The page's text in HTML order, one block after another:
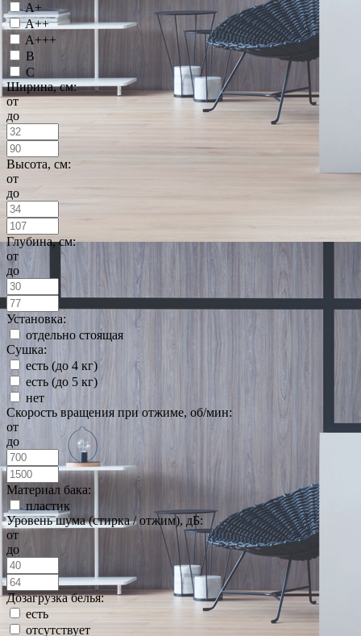
A+
A++
A+++
B
C
Ширина, см:
от
до
Высота, см:
от
до
Глубина, см:
от
до
Установка:
отдельно стоящая
Сушка:
есть (до 4 кг)
есть (до 5 кг)
нет
Скорость вращения при отжиме, об/мин:
от
до
Материал бака:
пластик
Уровень шума (стирка / отжим), дБ:
от
до
Дозагрузка белья:
есть
отсутствует